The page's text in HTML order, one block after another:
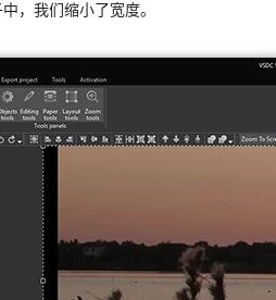
，我们缩小了宽度。